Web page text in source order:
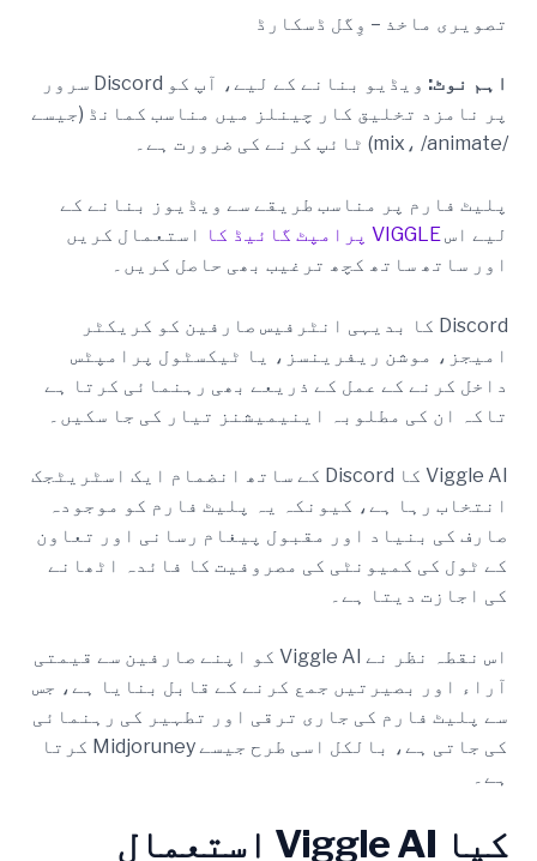
تصویری ماخذ – وِگل ڈسکارڈ
اہم نوٹ:
ویڈیو بنانے کے لیے، آپ کو Discord سرور
پر نامزد تخلیق کار چینلز میں مناسب کمانڈ (جیسے
/mix، /animate) ٹائپ کرنے کی ضرورت ہے۔
پلیٹ فارم پر مناسب طریقے سے ویڈیوز بنانے کے
لیے اسVIGGLE پرامپٹ گائیڈ کا
استعمال کریں
اور ساتھ ساتھ کچھ ترغیب بھی حاصل کریں۔
Discord کا بدیہی انٹرفیس صارفین کو کریکٹر
امیجز، موشن ریفرینسز، یا ٹیکسٹول پرامپٹس
داخل کرنے کے عمل کے ذریعے بھی رہنمائی کرتا ہے
تاکہ ان کی مطلوبہ اینیمیشنز تیار کی جا سکیں۔
Viggle AI کا Discord کے ساتھ انضمام ایک اسٹریٹجک
انتخاب رہا ہے، کیونکہ یہ پلیٹ فارم کو موجودہ
صارف کی بنیاد اور مقبول پیغام رسانی اور تعاون
کے ٹول کی کمیونٹی کی مصروفیت کا فائدہ اٹھانے
کی اجازت دیتا ہے۔
اس نقطہ نظر نے Viggle AI کو اپنے صارفین سے قیمتی
آراء اور بصیرتیں جمع کرنے کے قابل بنایا ہے، جس
سے پلیٹ فارم کی جاری ترقی اور تطہیر کی رہنمائی
کی جاتی ہے، بالکل اسی طرح جیسے Midjoruney کرتا
ہے۔
کیا Viggle AI استعمال